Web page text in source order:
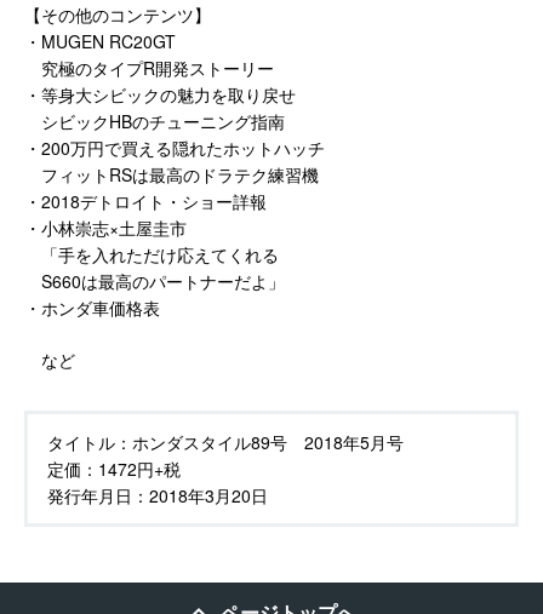
【その他のコンテンツ】
・MUGEN RC20GT
究極のタイプR開発ストーリー
・等身大シビックの魅力を取り戻せ
シビックHBのチューニング指南
・200万円で買える隠れたホットハッチ
フィットRSは最高のドラテク練習機
・2018デトロイト・ショー詳報
・小林崇志×土屋圭市
「手を入れただけ応えてくれる
S660は最高のパートナーだよ」
・ホンダ車価格表
など
タイトル： ホンダスタイル89号 2018年5月号
定価： 1472円+税
発行年月日： 2018年3月20日